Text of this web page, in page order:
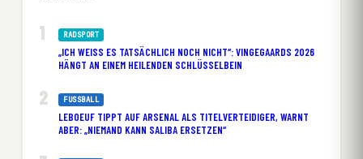
RADSPORT
„ICH WEISS ES TATSÄCHLICH NOCH NICHT“: VINGEGAARDS 2026 H
ÄNGT AN EINEM HEILENDEN SCHLÜSSELBEIN
FUSSBALL
LEBOEUF TIPPT AUF ARSENAL ALS TITELVERTEIDIGER, WARNT
ABER: „NIEMAND KANN SALIBA ERSETZEN“